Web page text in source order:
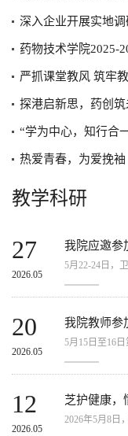
深入企业开展实地
药物技术学院2025-
严抓课堂教风 筑牢
探港启新思，药创
“学为中心，知行合
热爱青春，为爱挽袖
教学科研
27
2026.05
20
2026.05
12
2026.05